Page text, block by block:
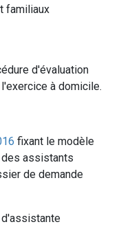
familiaux
d'évaluation
à domicile.
fixant le modèle
des assistants
de demande